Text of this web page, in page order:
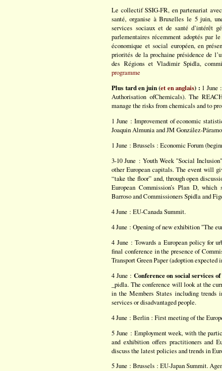
Le collectif SSIG-FR, en partenariat
santé, organise à Bruxelles le 5 juin,
services sociaux et de santé d’intérêt
parlementaires récemment adoptés par
économique et social européen, en
priorités de la prochaine présidence de
des Régions et Vladimir Spidla,
programme
Plus tard en juin (et en anglais) : 1 June
Authorisation ofChemicals). The
manage the risks from chemicals and to
1 June : Improvement of economic
Joaquin Almunia and JM González-
1 June : Brussels : Economic Forum
3-10 June : Youth Week "Social
other European capitals. The event will
“take the floor” and, through open
European Commission’s Plan D,
Barroso and Commissioners Spidla and
4 June : EU-Canada Summit.
4 June : Opening of new exhibition "The
4 June : Towards a European policy for
final conference in the presence of
Transport Green Paper (adoption expected
4 June : Conference on social services
_pidla. The conference will look at the
in the Members States including trends
services or disadvantaged people.
4 June : Berlin : First meeting of the
5 June : Employment week, with the
and exhibition offers practitioners and
discuss the latest policies and trends in
5 June : Brussels : EU-Japan Summit.